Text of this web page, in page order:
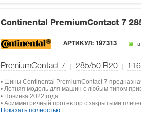
Continental PremiumContact 7
АРТИКУЛ: 197313
PremiumContact 7 285/50 R20 116
• Шины Continental PremiumContact 7
• Летняя модель для машин с любым типом
• Новинка 2022 года.
• Асимметричный протектор с закрытыми
Показать полностью